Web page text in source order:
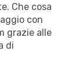
Che cosa
con
grazie alle
di